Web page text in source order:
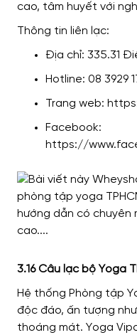
cao, tâm huyết với
Thông tin liên lạc:
Địa chỉ: 335.31
Hotline: 08 3929
Trang web:
Facebook:
https://
3.16 Câu lạc bộ Yoga
Hệ thống Phòng tập
độc đáo, ấn tượng
thoáng mát. Yoga